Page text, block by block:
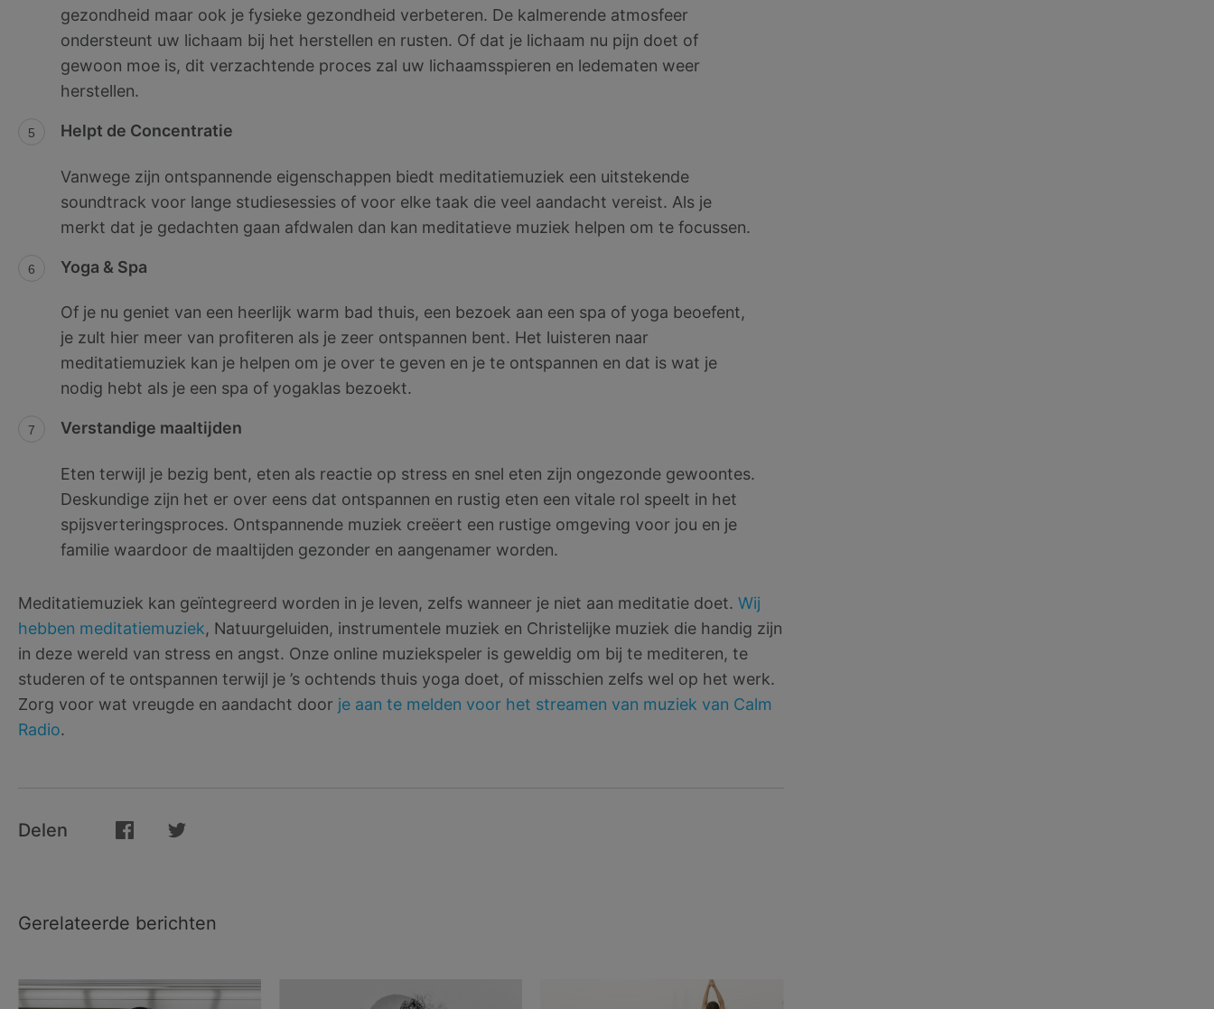
gezondheid maar ook je fysieke gezondheid verbeteren. De kalmerende atmosfeer
ondersteunt uw lichaam bij het herstellen en rusten. Of dat je lichaam nu pijn doet of
gewoon moe is, dit verzachtende proces zal uw lichaamsspieren en ledematen weer
herstellen.
Helpt de Concentratie
Vanwege zijn ontspannende eigenschappen biedt meditatiemuziek een uitstekende
soundtrack voor lange studiesessies of voor elke taak die veel aandacht vereist. Als je
merkt dat je gedachten gaan afdwalen dan kan meditatieve muziek helpen om te focussen.
Yoga & Spa
Of je nu geniet van een heerlijk warm bad thuis, een bezoek aan een spa of yoga beoefent,
je zult hier meer van profiteren als je zeer ontspannen bent. Het luisteren naar
meditatiemuziek kan je helpen om je over te geven en je te ontspannen en dat is wat je
nodig hebt als je een spa of yogaklas bezoekt.
Verstandige maaltijden
Eten terwijl je bezig bent, eten als reactie op stress en snel eten zijn ongezonde gewoontes.
Deskundige zijn het er over eens dat ontspannen en rustig eten een vitale rol speelt in het
spijsverteringsproces. Ontspannende muziek creëert een rustige omgeving voor jou en je
familie waardoor de maaltijden gezonder en aangenamer worden.
Meditatiemuziek kan geïntegreerd worden in je leven, zelfs wanneer je niet aan meditatie doet. Wij
hebben meditatiemuziek, Natuurgeluiden, instrumentele muziek en Christelijke muziek die handig zijn
in deze wereld van stress en angst. Onze online muziekspeler is geweldig om bij te mediteren, te
studeren of te ontspannen terwijl je ’s ochtends thuis yoga doet, of misschien zelfs wel op het werk.
Zorg voor wat vreugde en aandacht door je aan te melden voor het streamen van muziek van Calm
Radio.
Delen
Gerelateerde berichten